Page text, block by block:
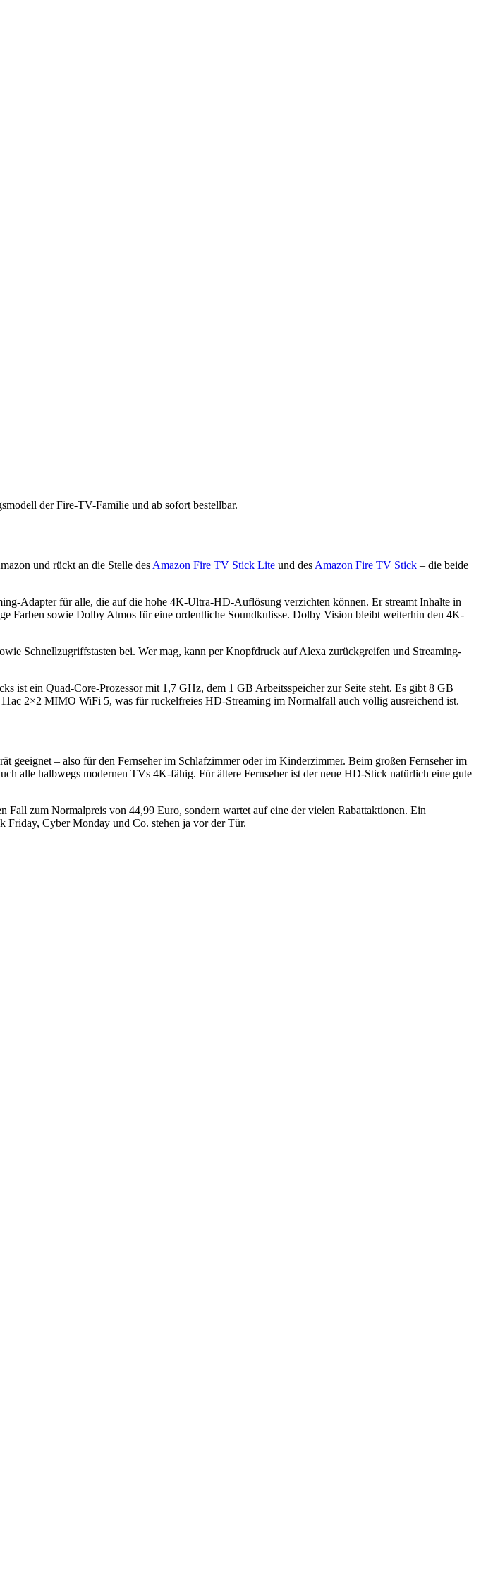
der Fire-TV-Familie und ab sofort bestellbar.
und rückt an die Stelle des Amazon Fire TV Stick Lite und des Amazon Fire TV Stick – die beide
Adapter für alle, die auf die hohe 4K-Ultra-HD-Auflösung verzichten können. Er streamt Inhalte in
sowie Dolby Atmos für eine ordentliche Soundkulisse. Dolby Vision bleibt weiterhin den 4K-
Schnellzugriffstasten bei. Wer mag, kann per Knopfdruck auf Alexa zurückgreifen und Streaming-
ist ein Quad-Core-Prozessor mit 1,7 GHz, dem 1 GB Arbeitsspeicher zur Seite steht. Es gibt 8 GB
2×2 MIMO WiFi 5, was für ruckelfreies HD-Streaming im Normalfall auch völlig ausreichend ist.
– also für den Fernseher im Schlafzimmer oder im Kinderzimmer. Beim großen Fernseher im
alle halbwegs modernen TVs 4K-fähig. Für ältere Fernseher ist der neue HD-Stick natürlich eine gute
zum Normalpreis von 44,99 Euro, sondern wartet auf eine der vielen Rabattaktionen. Ein
Friday, Cyber Monday und Co. stehen ja vor der Tür.